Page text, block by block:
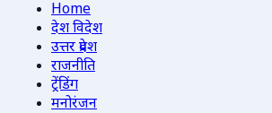
Home
देश विदेश
उत्तर प्रदेश
राजनीति
ट्रेंडिंग
मनोरंजन